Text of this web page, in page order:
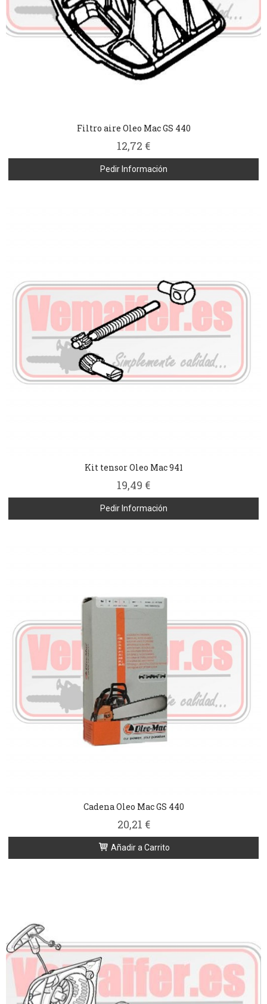
Filtro aire Oleo Mac GS 440
12,72 €
Pedir Información
Kit tensor Oleo Mac 941
19,49 €
Pedir Información
Cadena Oleo Mac GS 440
20,21 €
Añadir a Carrito